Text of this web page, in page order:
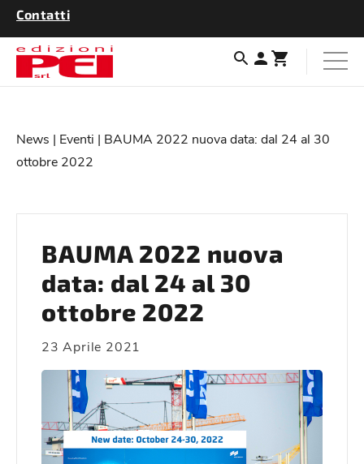
Contatti
News | Eventi | BAUMA 2022 nuova data: dal 24 al 30
ottobre 2022
BAUMA 2022 nuova
data: dal 24 al 30
ottobre 2022
23 Aprile 2021